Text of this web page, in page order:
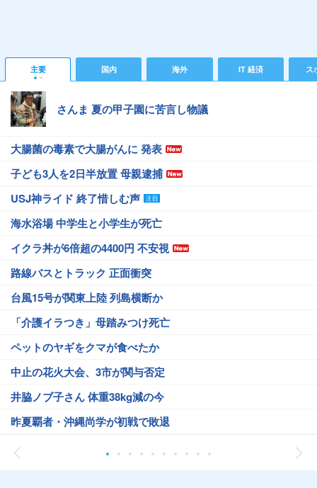
主要 国内 海外 IT 経済 ス
さんま 夏の甲子園に苦言し物議
大腸菌の毒素で大腸がんに 発表
子ども3人を2日半放置 母親逮捕
USJ神ライド 終了惜しむ声
海水浴場 中学生と小学生が死亡
イクラ丼が6倍超の4400円 不安視
路線バスとトラック 正面衝突
台風15号が関東上陸 列島横断か
「介護イラつき」母踏みつけ死亡
ペットのヤギをクマが食べたか
中止の花火大会、3市が関与否定
井脇ノブ子さん 体重38kg減の今
昨夏覇者・沖縄尚学が初戦で敗退